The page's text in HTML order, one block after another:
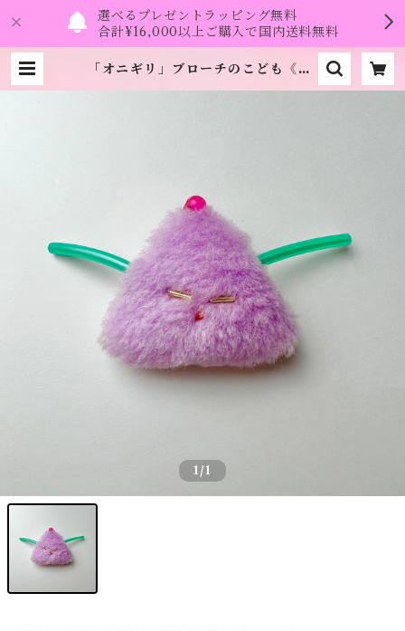
選べるプレゼントラッピング無料
合計¥16,000以上ご購入で国内送料無料
「オニギリ」ブローチのこども《go
1/1